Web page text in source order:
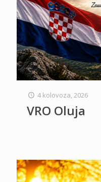
4 kolovoza, 2026
VRO Oluja